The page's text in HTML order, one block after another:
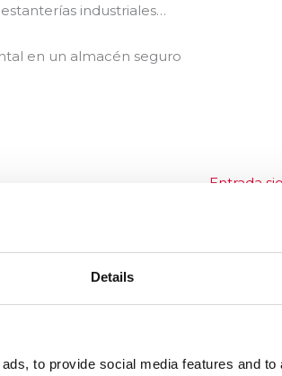
Details
to provide social media features and
industriales…
Entrada